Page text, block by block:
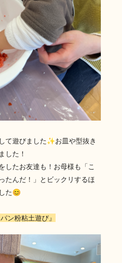
て遊びました✨お皿や型抜き
した！
したお友達も！お母様も「こ
たんだ！」とビックリするほ
た😊
ン粉粘土遊び』